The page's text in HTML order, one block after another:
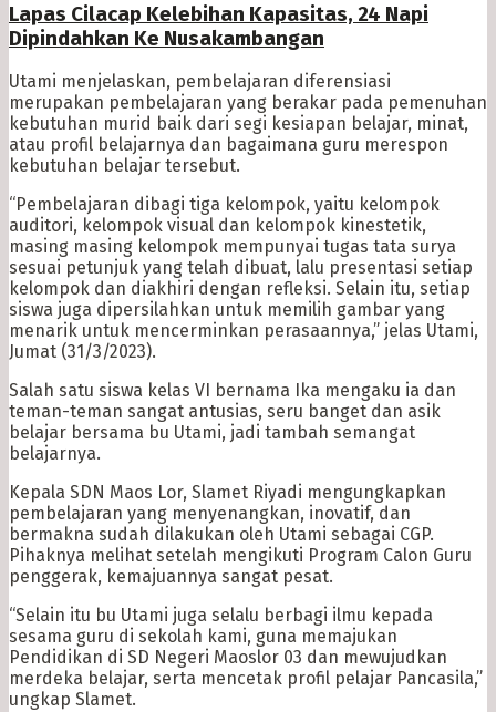
Lapas Cilacap Kelebihan Kapasitas, 24 Napi
Dipindahkan Ke Nusakambangan
Utami menjelaskan, pembelajaran diferensiasi
merupakan pembelajaran yang berakar pada pemenuhan
kebutuhan murid baik dari segi kesiapan belajar, minat,
atau profil belajarnya dan bagaimana guru merespon
kebutuhan belajar tersebut.
“Pembelajaran dibagi tiga kelompok, yaitu kelompok
auditori, kelompok visual dan kelompok kinestetik,
masing masing kelompok mempunyai tugas tata surya
sesuai petunjuk yang telah dibuat, lalu presentasi setiap
kelompok dan diakhiri dengan refleksi. Selain itu, setiap
siswa juga dipersilahkan untuk memilih gambar yang
menarik untuk mencerminkan perasaannya,” jelas Utami,
Jumat (31/3/2023).
Salah satu siswa kelas VI bernama Ika mengaku ia dan
teman-teman sangat antusias, seru banget dan asik
belajar bersama bu Utami, jadi tambah semangat
belajarnya.
Kepala SDN Maos Lor, Slamet Riyadi mengungkapkan
pembelajaran yang menyenangkan, inovatif, dan
bermakna sudah dilakukan oleh Utami sebagai CGP.
Pihaknya melihat setelah mengikuti Program Calon Guru
penggerak, kemajuannya sangat pesat.
“Selain itu bu Utami juga selalu berbagi ilmu kepada
sesama guru di sekolah kami, guna memajukan
Pendidikan di SD Negeri Maoslor 03 dan mewujudkan
merdeka belajar, serta mencetak profil pelajar Pancasila,”
ungkap Slamet.